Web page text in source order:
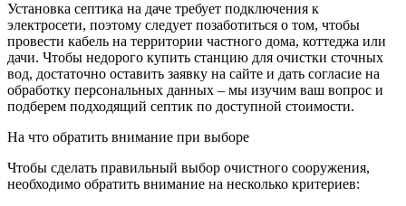
Установка септика на даче требует подключения к
электросети, поэтому следует позаботиться о том, чтобы
провести кабель на территории частного дома, коттеджа или
дачи. Чтобы недорого купить станцию для очистки сточных
вод, достаточно оставить заявку на сайте и дать согласие на
обработку персональных данных – мы изучим ваш вопрос и
подберем подходящий септик по доступной стоимости.
На что обратить внимание при выборе
Чтобы сделать правильный выбор очистного сооружения,
необходимо обратить внимание на несколько критериев: